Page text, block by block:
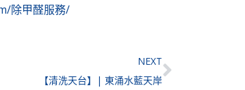
除甲醛服務/
NEXT
【清洗天台】| 東涌水藍天岸
Next